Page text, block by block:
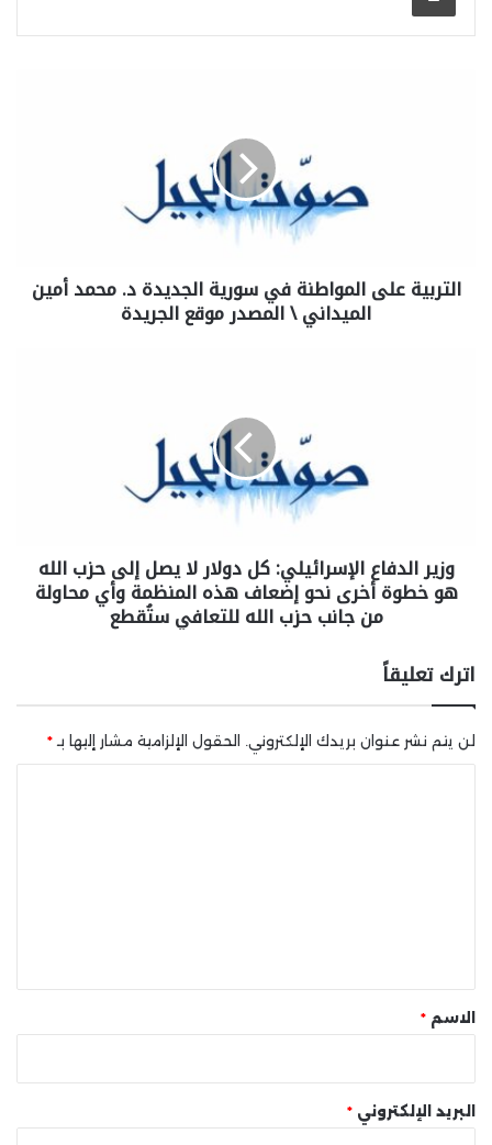
التربية على المواطنة في سورية الجديدة د. محمد أمين
الميداني \ المصدر موقع الجريدة
وزير الدفاع الإسرائيلي: كل دولار لا يصل إلى حزب الله
هو خطوة أخرى نحو إضعاف هذه المنظمة وأي محاولة
من جانب حزب الله للتعافي ستُقطع
اترك تعليقاً
لن يتم نشر عنوان بريدك الإلكتروني. الحقول الإلزامية مشار إليها بـ*
* الاسم *
البريد الإلكتروني *